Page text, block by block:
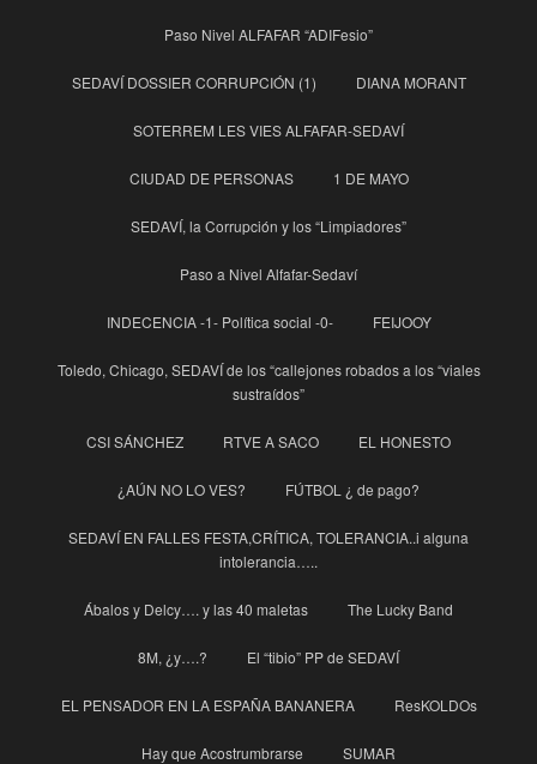
Paso Nivel ALFAFAR “ADIFesio”
SEDAVÍ DOSSIER CORRUPCIÓN (1) DIANA MORANT
SOTERREM LES VIES ALFAFAR-SEDAVÍ
CIUDAD DE PERSONAS 1 DE MAYO
SEDAVÍ, la Corrupción y los “Limpiadores”
Paso a Nivel Alfafar-Sedaví
INDECENCIA -1- Política social -0- FEIJOOY
Toledo, Chicago, SEDAVÍ de los “callejones robados a los “viales
sustraídos”
CSI SÁNCHEZ RTVE A SACO EL HONESTO
¿AÚN NO LO VES? FÚTBOL ¿ de pago?
SEDAVÍ EN FALLES FESTA,CRÍTICA, TOLERANCIA..i alguna
intolerancia…..
Ábalos y Delcy…. y las 40 maletas The Lucky Band
8M, ¿y….? El “tibio” PP de SEDAVÍ
EL PENSADOR EN LA ESPAÑA BANANERA ResKOLDOs
Hay que Acostrumbrarse SUMAR